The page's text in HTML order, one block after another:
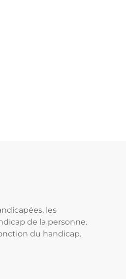
les
de la personne.
du handicap.